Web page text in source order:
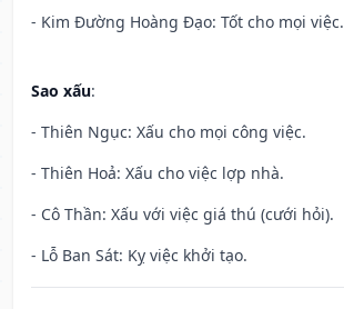
- Kim Đường Hoàng Đạo: Tốt cho mọi việc.
Sao xấu:
- Thiên Ngục: Xấu cho mọi công việc.
- Thiên Hoả: Xấu cho việc lợp nhà.
- Cô Thần: Xấu với việc giá thú (cưới hỏi).
- Lỗ Ban Sát: Kỵ việc khởi tạo.